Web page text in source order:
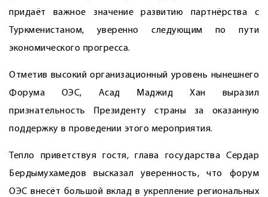
придаёт важное значение развитию партнёрства с
Туркменистаном, уверенно следующим по пути
экономического прогресса.
Отметив высокий организационный уровень нынешнего
Форума ОЭС, Асад Маджид Хан выразил
признательность Президенту страны за оказанную
поддержку в проведении этого мероприятия.
Тепло приветствуя гостя, глава государства Сердар
Бердымухамедов высказал уверенность, что форум
ОЭС внесёт большой вклад в укрепление региональных